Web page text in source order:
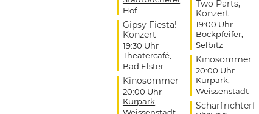
Hof
Gipsy Fiesta!
Konzert
19:30 Uhr
Theatercafé,
Bad Elster
Kinosommer
20:00 Uhr
Kurpark
Two Parts,
Konzert
19:00 Uhr
Bockpfeifer,
Selbitz
Kinosommer
20:00 Uhr
Kurpark
Weissenstadt
Scharfrichterf